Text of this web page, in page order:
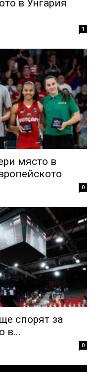
в Унгария
1
място в
0
спорят за
в...
0